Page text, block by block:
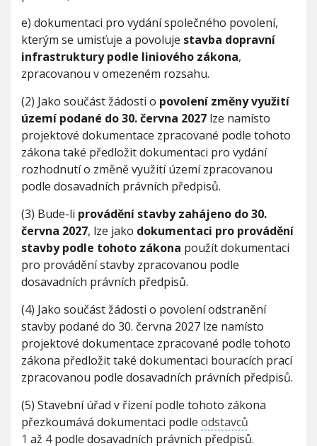
e) dokumentaci pro vydání společného povolení,
kterým se umisťuje a povoluje stavba dopravní
infrastruktury podle liniového zákona,
zpracovanou v omezeném rozsahu.
(2) Jako součást žádosti o povolení změny využití
území podané do 30. června 2027 lze namísto
projektové dokumentace zpracované podle tohoto
zákona také předložit dokumentaci pro vydání
rozhodnutí o změně využití území zpracovanou
podle dosavadních právních předpisů.
(3) Bude-li provádění stavby zahájeno do 30.
června 2027, lze jako dokumentaci pro provádění
stavby podle tohoto zákona použít dokumentaci
pro provádění stavby zpracovanou podle
dosavadních právních předpisů.
(4) Jako součást žádosti o povolení odstranění
stavby podané do 30. června 2027 lze namísto
projektové dokumentace zpracované podle tohoto
zákona předložit také dokumentaci bouracích prací
zpracovanou podle dosavadních právních předpisů.
(5) Stavební úřad v řízení podle tohoto zákona
přezkoumává dokumentaci podle odstavců
1 až 4podle dosavadních právních předpisů.